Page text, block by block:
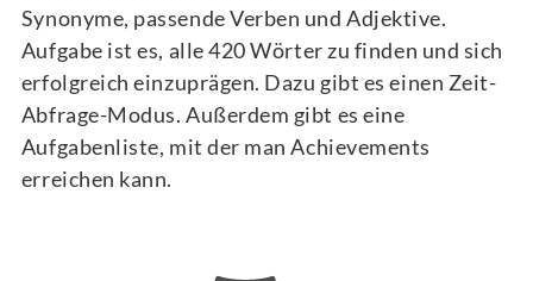
Synonyme, passende Verben und Adjektive.
Aufgabe ist es, alle 420 Wörter zu finden und sich
erfolgreich einzuprägen. Dazu gibt es einen Zeit-
Abfrage-Modus. Außerdem gibt es eine
Aufgabenliste, mit der man Achievements
erreichen kann.